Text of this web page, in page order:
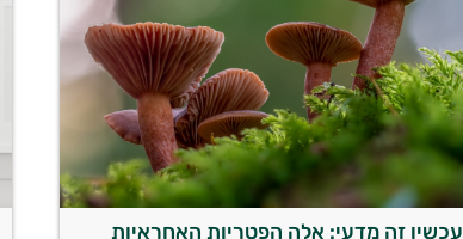
עכשיו זה מדעי: אלה הפטריות האחראיות